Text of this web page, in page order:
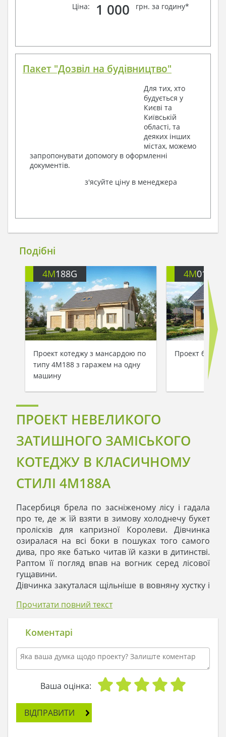
Ціна:
1 000 грн. за годину*
Пакет "Дозвіл на будівництво"
Для тих, хто
будується у
Києві та
Київській
області, та
деяких інших
містах, можемо
запропонувати допомогу в оформленні
документів.
з'ясуйте ціну в менеджера
Подібні
4M188G
Проект котеджу з мансардою по
типу 4M188 з гаражем на одну
машину
4M013
Проект
ПРОЕКТ НЕВЕЛИКОГО
ЗАТИШНОГО ЗАМІСЬКОГО
КОТЕДЖУ В КЛАСИЧНОМУ
СТИЛІ 4M188A
Пасербиця брела по засніженому лісу і гадала
про те, де ж їй взяти в зимову холоднечу букет
пролісків для капризної Королеви. Дівчинка
озиралася на всі боки в пошуках того самого
дива, про яке батько читав їй казки в дитинстві.
Раптом її погляд впав на вогник серед лісової
гущавини.
Дівчинка закуталася щільніше в вовняну хустку і
Інтуїція привела її до невеликого акуратного
посеред лісової галявини. З вікон лилося
яскраве світло і проглядала ошатно прикрашена
новорічна ялина.
Дівчинка ступила на ганок і постукала
маленьким замерзлим кулачком у двері.
Їй відчинив високий статний юнак. Він
- Заходь, погрійся!
Дівчинка боязко увійшла в будинок і виявилася
Прочитати повний текст
Коментарі
Ваша оцінка:
ВІДПРАВИТИ